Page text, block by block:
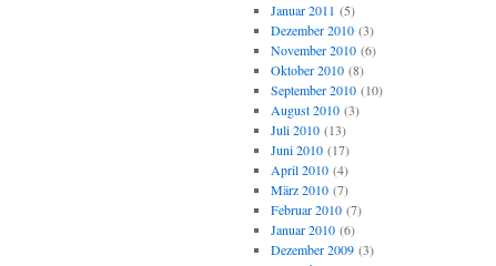
Januar 2011 (5)
Dezember 2010(3)
November 2010(6)
Oktober 2010(8)
September 2010(10)
August 2010(3)
Juli 2010(13)
Juni 2010(17)
April 2010(4)
März 2010(7)
Februar 2010(7)
Januar 2010(6)
Dezember 2009(3)